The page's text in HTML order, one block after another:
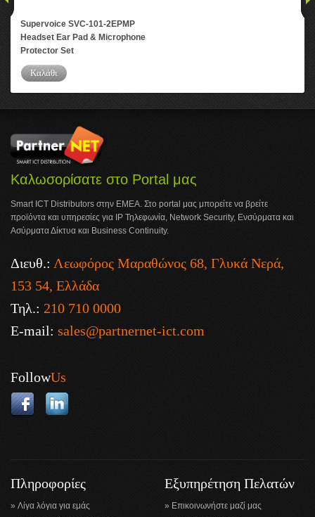
Supervoice SVC-101-2EPMP
Headset Ear Pad & Microphone
Protector Set
Καλάθι
Καλωσορίσατε στο Portal μας
Smart ICT Distributors στην ΕΜΕΑ. Στο portal μας μπορείτε να βρείτε
προϊόντα και υπηρεσίες για IP Τηλεφωνία, Network Security, Ενσύρματα και
Ασύρματα Δίκτυα και Business Continuity.
Διευθ.: Λεωφόρος Μαραθώνος 68, Γλυκά Νερά,
153 54, Ελλάδα
Τηλ.: 210 710 0000
E-mail: sales@partnernet-ict.com
FollowUs
Πληροφορίες
Λίγα λόγια για εμάς
Εξυπηρέτηση Πελατών
Επικοινωνήστε μαζί μας